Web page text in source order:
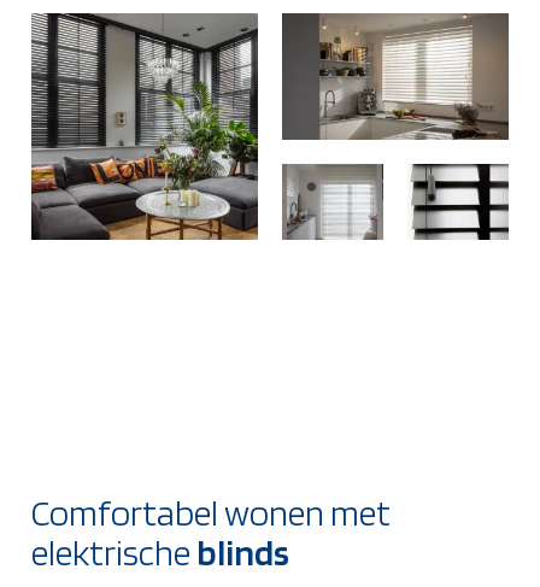
Comfortabel wonen met
elektrische blinds